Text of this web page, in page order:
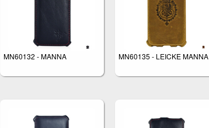
MN60132 - MANNA MN60135 - LEICKE MANNA